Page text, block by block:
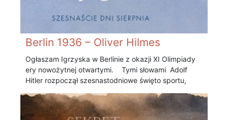
Berlin 1936 – Oliver Hilmes
Ogłaszam Igrzyska w Berlinie z okazji XI Olimpiady
ery nowożytnej otwartymi. Tymi słowami Adolf
Hitler rozpoczął szesnastodniowe święto sportu,